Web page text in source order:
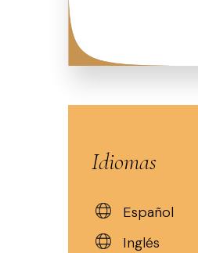
Idiomas
Español
Inglés